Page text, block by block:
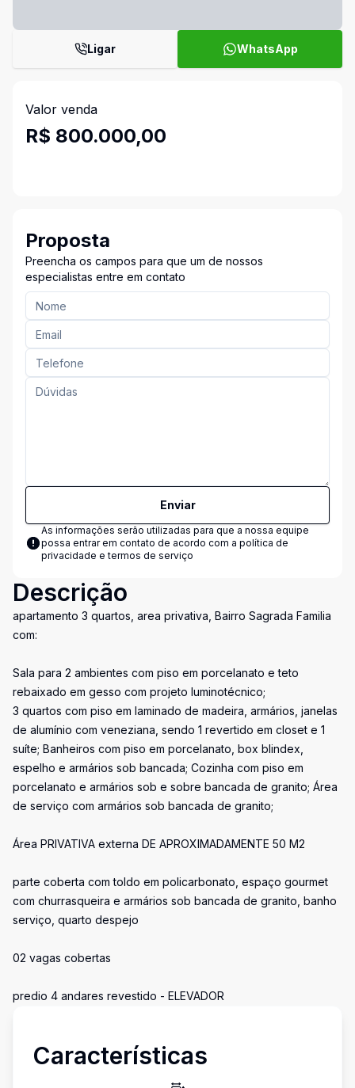
Ligar WhatsApp
Valor venda
R$ 800.000,00
Proposta
Preencha os campos para que um de nossos
especialistas entre em contato
Enviar
As informações serão utilizadas para que a nossa equipe
possa entrar em contato de acordo com a política de
privacidade e termos de serviço
Descrição
apartamento 3 quartos, area privativa, Bairro Sagrada Familia
com:
Sala para 2 ambientes com piso em porcelanato e teto
rebaixado em gesso com projeto luminotécnico;
3 quartos com piso em laminado de madeira, armários, janelas
de alumínio com veneziana, sendo 1 revertido em closet e 1
suíte; Banheiros com piso em porcelanato, box blindex,
espelho e armários sob bancada; Cozinha com piso em
porcelanato e armários sob e sobre bancada de granito; Área
de serviço com armários sob bancada de granito;
Área PRIVATIVA externa DE APROXIMADAMENTE 50 M2
parte coberta com toldo em policarbonato, espaço gourmet
com churrasqueira e armários sob bancada de granito, banho
serviço, quarto despejo
02 vagas cobertas
predio 4 andares revestido - ELEVADOR
Características